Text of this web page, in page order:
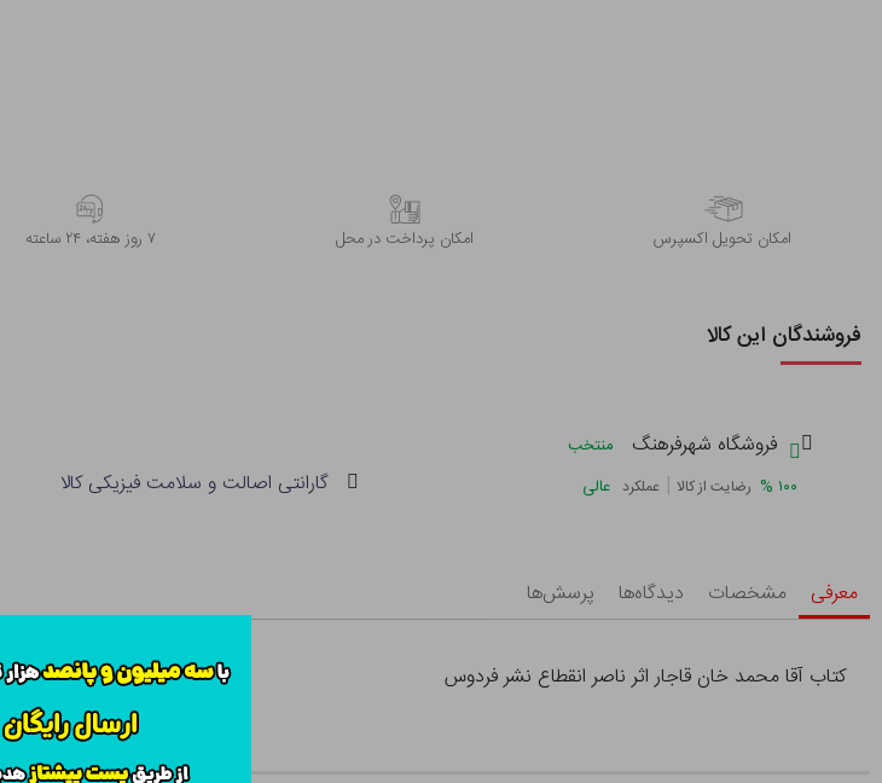
اﻣﮑﺎن ﺗﺤﻮﯾﻞ اﮐﺴﭙﺮس امکان پرداخت در محل ۷ روز ﻫﻔﺘﻪ، ۲۴ ﺳﺎﻋﺘﻪ
فروشندگان این کالا
فروشگاه شهرفرهنگ
منتخب
۱۰۰ % رضایت از کالا | عملکرد عالی گارانتی اصالت و سلامت فیزیکی کالا
معرفی مشخصات دیدگاه‌ها پرسش‌ها
کتاب آقا محمد خان قاجار اثر ناصر انقطاع نشر فردوس